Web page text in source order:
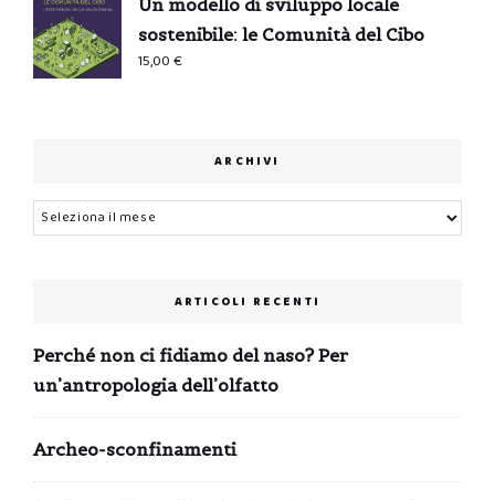
sostenibile: le Comunità del Cibo
15,00€
ARCHIVI
Archivi
ARTICOLI RECENTI
Perché non ci fidiamo del naso? Per
un’antropologia dell’olfatto
Archeo-sconfinamenti